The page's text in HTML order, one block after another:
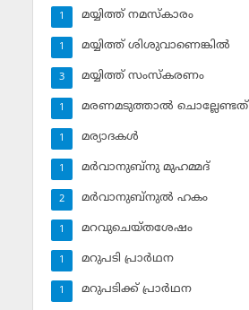
മയ്യിത്ത് നമസ്‌കാരം
1
മയ്യിത്ത് ശിശുവാണെങ്കില്‍
1
മയ്യിത്ത് സംസ്‌കരണം
3
മരണമടുത്താല്‍ ചൊല്ലേണ്ടത്
1
മര്യാദകള്‍
1
മര്‍വാനുബ്‌നു മുഹമ്മദ്
1
മര്‍വാനുബ്‌നുല്‍ ഹകം
2
മറവുചെയ്തശേഷം
1
മറുപടി പ്രാര്‍ഥന
1
മറുപടിക്ക് പ്രാര്‍ഥന
1